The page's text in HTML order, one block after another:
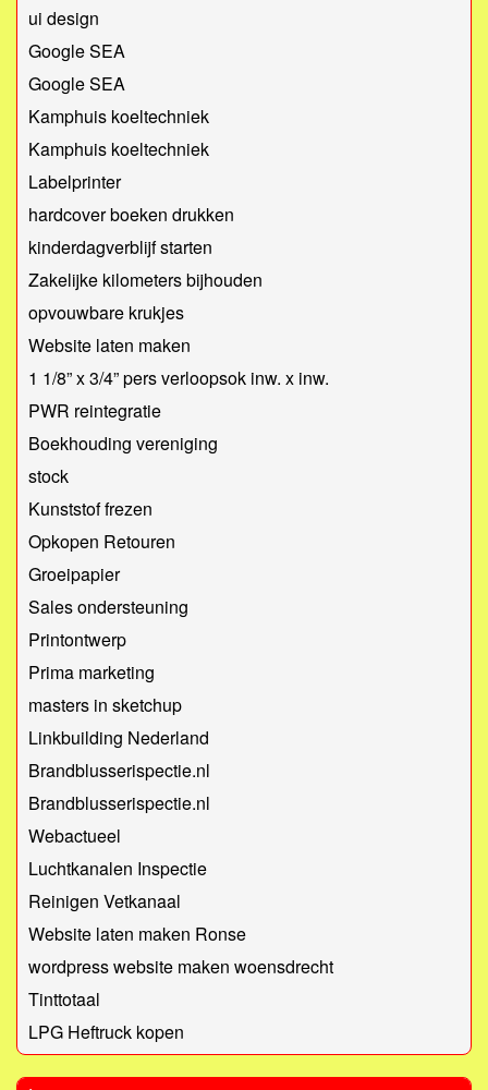
ui design
Google SEA
Google SEA
Kamphuis koeltechniek
Kamphuis koeltechniek
Labelprinter
hardcover boeken drukken
kinderdagverblijf starten
Zakelijke kilometers bijhouden
opvouwbare krukjes
Website laten maken
1 1/8” x 3/4” pers verloopsok inw. x inw.
PWR reintegratie
Boekhouding vereniging
stock
Kunststof frezen
Opkopen Retouren
Groeipapier
Sales ondersteuning
Printontwerp
Prima marketing
masters in sketchup
Linkbuilding Nederland
Brandblusserispectie.nl
Brandblusserispectie.nl
Webactueel
Luchtkanalen Inspectie
Reinigen Vetkanaal
Website laten maken Ronse
wordpress website maken woensdrecht
Tinttotaal
LPG Heftruck kopen